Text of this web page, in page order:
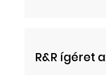
R&R ígéret